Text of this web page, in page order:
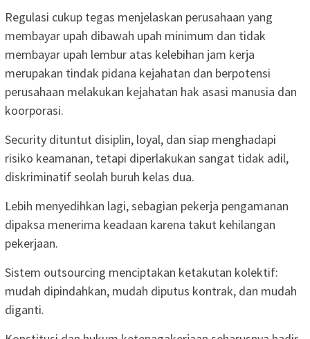
Regulasi cukup tegas menjelaskan perusahaan yang
membayar upah dibawah upah minimum dan tidak
membayar upah lembur atas kelebihan jam kerja
merupakan tindak pidana kejahatan dan berpotensi
perusahaan melakukan kejahatan hak asasi manusia dan
koorporasi.
Security dituntut disiplin, loyal, dan siap menghadapi
risiko keamanan, tetapi diperlakukan sangat tidak adil,
diskriminatif seolah buruh kelas dua.
Lebih menyedihkan lagi, sebagian pekerja pengamanan
dipaksa menerima keadaan karena takut kehilangan
pekerjaan.
Sistem outsourcing menciptakan ketakutan kolektif:
mudah dipindahkan, mudah diputus kontrak, dan mudah
diganti.